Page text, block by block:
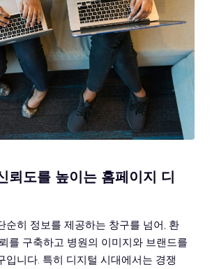
뢰도를 높이는 홈페이지 디
순히 정보를 제공하는 창구를 넘어, 환
를 구축하고 병원의 이미지와 브랜드를
입니다. 특히 디지털 시대에서는 경쟁